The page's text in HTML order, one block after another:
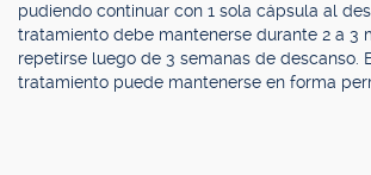
pudiendo continuar con 1 sola cápsula al
tratamiento debe mantenerse durante 2 a 3
repetirse luego de 3 semanas de descanso.
tratamiento puede mantenerse en forma